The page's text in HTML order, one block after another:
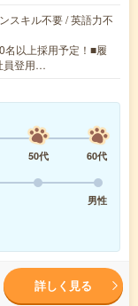
スキル不要 / 英語力不
以上採用予定！■履
員登用…
50代
60代
男性
詳しく見る